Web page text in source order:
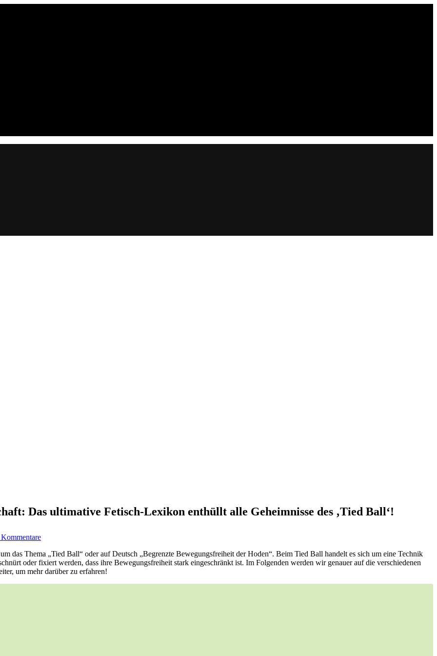
Das ultimative Fetisch-Lexikon enthüllt alle Geheimnisse des ‚Tied Ball‘!
Von
Fesselspaß
bis
zu
knisternder
Leidenschaft:
das Thema „Tied Ball“ oder auf Deutsch „Begrenzte Bewegungsfreiheit der Hoden“. Beim Tied Ball handelt es sich um eine Technik
oder fixiert werden, dass ihre Bewegungsfreiheit stark eingeschränkt ist. Im Folgenden werden wir genauer auf die verschiedenen
um mehr darüber zu erfahren!